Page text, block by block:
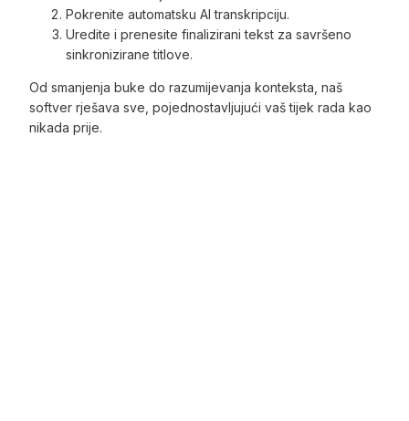
Pokrenite automatsku AI transkripciju.
Uredite i prenesite finalizirani tekst za savršeno
sinkronizirane titlove.
Od smanjenja buke do razumijevanja konteksta, naš
softver rješava sve, pojednostavljujući vaš tijek rada kao
nikada prije.